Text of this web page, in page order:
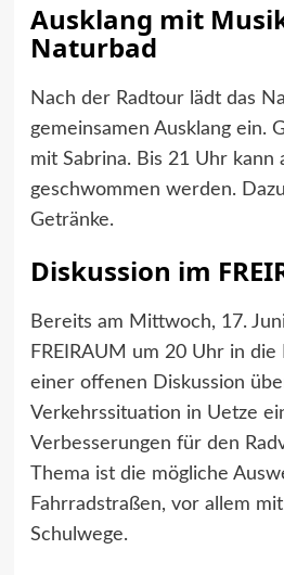
Ausklang mit
Naturbad
Nach der Radtour lädt das
gemeinsamen Ausklang ein.
mit Sabrina. Bis 21 Uhr kann
geschwommen werden.
Getränke.
Diskussion im
Bereits am Mittwoch, 17.
FREIRAUM um 20 Uhr in die
einer offenen Diskussion
Verkehrssituation in Uetze
Verbesserungen für den
Thema ist die mögliche
Fahrradstraßen, vor allem
Schulwege.